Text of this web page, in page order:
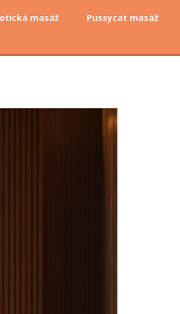
masáž Pussycat masáž